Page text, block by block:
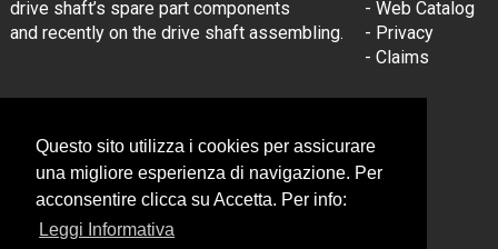
Questo sito utilizza i cookies per assicurare
una migliore esperienza di navigazione. Per
acconsentire clicca su Accetta. Per info:
Leggi Informativa
drive shaft’s spare part components
and recently on the drive shaft assembling.
- Web Catalog
- Privacy
- Claims
- LinkedIn
- Youtube
© Zeta-Erre s.r.l.
Tel: +39 081.3306160
Fax: +39 081.3306160
Email: info@zetaerre.eu